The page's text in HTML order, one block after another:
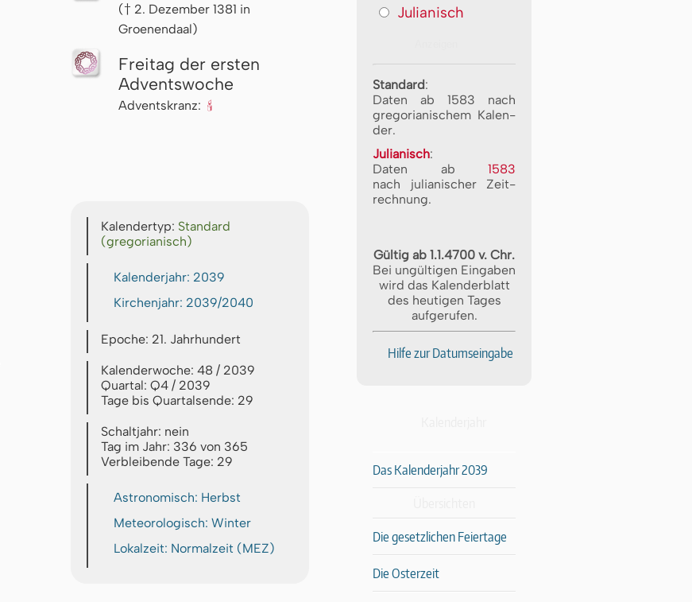
(† 2. Dezember 1381 in
Groenendaal)
Freitag der ersten
Advents­woche
Adventskranz: 🕯
Kalendertyp: Standard
(gregorianisch)
Kalenderjahr: 2039
Kirchenjahr: 2039/2040
Epoche: 21. Jahrhundert
Kalenderwoche: 48 / 2039
Quartal: Q4 / 2039
Tage bis Quartalsende: 29
Schaltjahr: nein
Tag im Jahr: 336 von 365
Verbleibende Tage: 29
Astronomisch: Herbst
Meteorologisch: Winter
Lokalzeit: Normalzeit (MEZ)
Julianisch
Standard:
Daten ab 1583 nach
gre­go­ri­a­ni­schem Ka­len­
der.
Julianisch:
Daten ab 1583
nach ju­li­a­ni­scher Zeit­
rech­nung.
Gültig ab 1.1.4700 v. Chr.
Bei ungültigen Eingaben
wird das Kalenderblatt
des heutigen Tages
aufgerufen.
Hilfe zur Datumseingabe
Das Kalenderjahr 2039
Die gesetzlichen Feiertage
Die Osterzeit